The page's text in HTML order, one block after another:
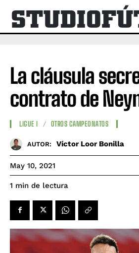
La cláusula
contrato de
LIGUE I OTROS CAMPEONATOS
AUTOR: Víctor Loor Bonilla
May 10, 2021
1 min de lectura